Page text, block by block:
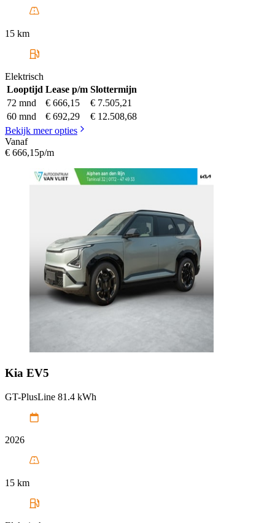
15 km
Elektrisch
Looptijd Lease p/m Slottermijn
72 mnd
€ 666,15
€ 7.505,21
60 mnd
€ 692,29
€ 12.508,68
Bekijk meer opties
Vanaf
€ 666,15p/m
Kia EV5
GT-PlusLine 81.4 kWh
2026
15 km